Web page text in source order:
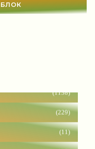
(229)
(11)
(925)